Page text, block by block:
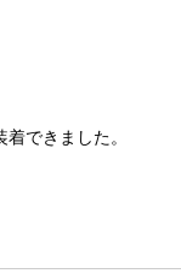
できました。